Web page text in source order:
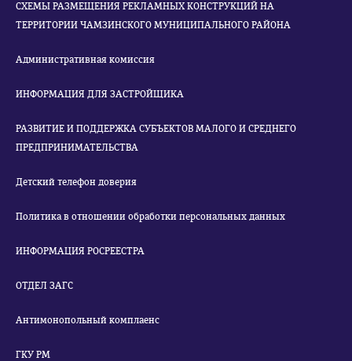
СХЕМЫ РАЗМЕЩЕНИЯ РЕКЛАМНЫХ КОНСТРУКЦИЙ НА
ТЕРРИТОРИИ ЧАМЗИНСКОГО МУНИЦИПАЛЬНОГО РАЙОНА
Административная комиссия
ИНФОРМАЦИЯ ДЛЯ ЗАСТРОЙЩИКА
РАЗВИТИЕ И ПОДДЕРЖКА СУБЪЕКТОВ МАЛОГО И СРЕДНЕГО
ПРЕДПРИНИМАТЕЛЬСТВА
Детский телефон доверия
Политика в отношении обработки персональных данных
ИНФОРМАЦИЯ РОСРЕЕСТРА
ОТДЕЛ ЗАГС
Антимонопольный комплаенс
ГКУ РМ